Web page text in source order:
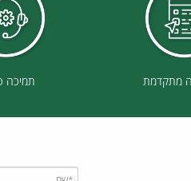
תמיכה טכנית